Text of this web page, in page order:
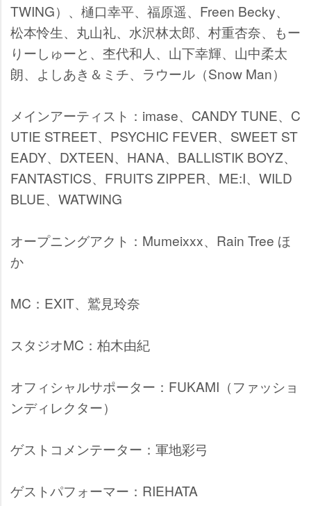
TWING）、樋口幸平、福原遥、Freen Becky、
松本怜生、丸山礼、水沢林太郎、村重杏奈、もー
りーしゅーと、杢代和人、山下幸輝、山中柔太
朗、よしあき＆ミチ、ラウール（Snow Man）
メインアーティスト：imase、CANDY TUNE、C
UTIE STREET、PSYCHIC FEVER、SWEET ST
EADY、DXTEEN、HANA、BALLISTIK BOYZ、
FANTASTICS、FRUITS ZIPPER、ME:I、WILD
BLUE、WATWING
オープニングアクト：Mumeixxx、Rain Tree ほ
か
MC：EXIT、鷲見玲奈
スタジオMC：柏木由紀
オフィシャルサポーター：FUKAMI（ファッショ
ンディレクター）
ゲストコメンテーター：軍地彩弓
ゲストパフォーマー：RIEHATA